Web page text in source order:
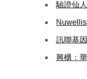
驗證仙
訊聯基
興櫃：